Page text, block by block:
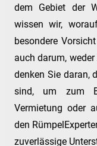
dem Gebiet der
wissen wir,
besondere
auch darum,
denken Sie daran,
sind, um zum
Vermietung oder
den
zuverlässige